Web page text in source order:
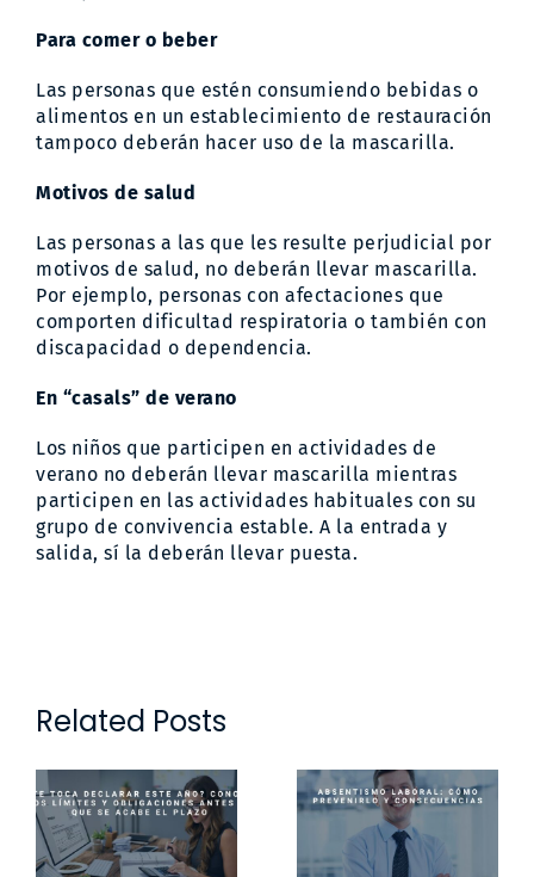
Para comer o beber
Las personas que estén consumiendo bebidas o
alimentos en un establecimiento de restauración
tampoco deberán hacer uso de la mascarilla.
Motivos de salud
Las personas a las que les resulte perjudicial por
motivos de salud, no deberán llevar mascarilla.
Por ejemplo, personas con afectaciones que
comporten dificultad respiratoria o también con
discapacidad o dependencia.
En “casals” de verano
Los niños que participen en actividades de
verano no deberán llevar mascarilla mientras
participen en las actividades habituales con su
grupo de convivencia estable. A la entrada y
salida, sí la deberán llevar puesta.
Related Posts